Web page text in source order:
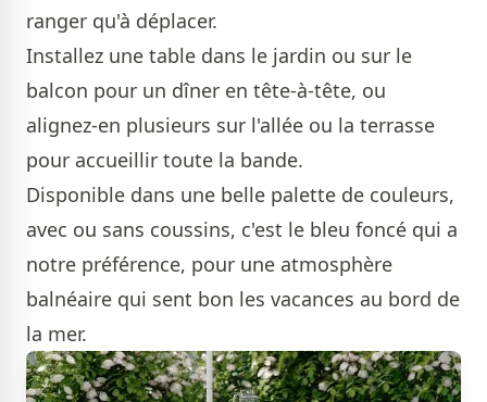
ranger qu'à déplacer.
Installez une table dans le jardin ou sur le
balcon pour un dîner en tête-à-tête, ou
alignez-en plusieurs sur l'allée ou la terrasse
pour accueillir toute la bande.
Disponible dans une belle palette de couleurs,
avec ou sans coussins, c'est le bleu foncé qui a
notre préférence, pour une atmosphère
balnéaire qui sent bon les vacances au bord de
la mer.